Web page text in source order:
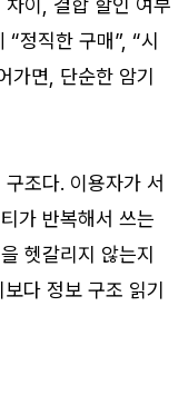
이, 결합 할인 여부
정직한 구매”, “시
가면, 단순한 암기
조다. 이용자가 서
가 반복해서 쓰는
헷갈리지 않는지
다 정보 구조 읽기